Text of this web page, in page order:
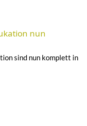
nun
sind nun komplett in